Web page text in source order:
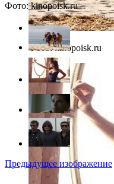
Фото: kinopoisk.ru
Фото: kinopoisk.ru
Предыдущее изображение